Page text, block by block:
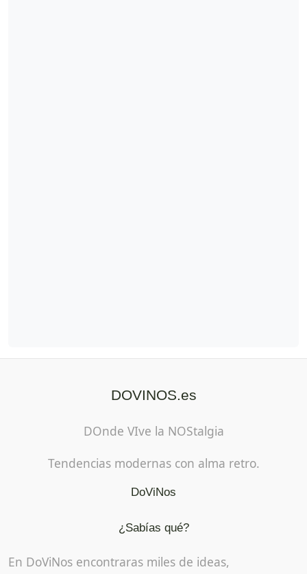
DOVINOS.es
DOnde VIve la NOStalgia
Tendencias modernas con alma retro.
DoViNos
¿Sabías qué?
En DoViNos encontraras miles de ideas,